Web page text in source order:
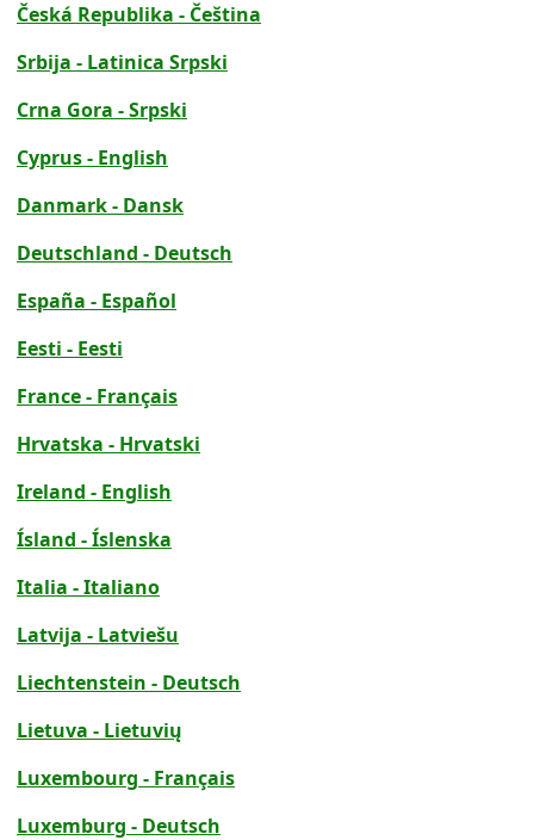
Česká Republika - Čeština
Srbija - Latinica Srpski
Crna Gora - Srpski
Cyprus - English
Danmark - Dansk
Deutschland - Deutsch
España - Español
Eesti - Eesti
France - Français
Hrvatska - Hrvatski
Ireland - English
Ísland - Íslenska
Italia - Italiano
Latvija - Latviešu
Liechtenstein - Deutsch
Lietuva - Lietuvių
Luxembourg - Français
Luxemburg - Deutsch